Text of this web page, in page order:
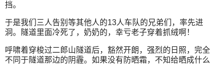
挡。
于是我们三人告别等其他人的13人车队的兄弟们，率先进
洞。隧道里面冷死了，奶奶的，幸亏老子穿着抓绒啊！
呼啸着穿梭过二郎山隧道后，豁然开朗，强烈的日照，完全
不同于隧道那边的阴霾。如果没有防晒霜，不知给晒成什么